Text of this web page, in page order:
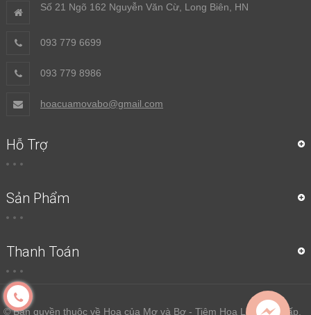
Số 21 Ngõ 162 Nguyễn Văn Cừ, Long Biên, HN
093 779 6699
093 779 8986
hoacuamovabo@gmail.com
Hỗ Trợ
Sản Phẩm
Thanh Toán
© Bản quyền thuộc về Hoa của Mơ và Bơ - Tiệm Hoa Lụa Cao Cấp.